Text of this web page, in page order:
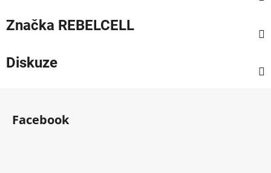
Značka REBELCELL
Diskuze
Facebook